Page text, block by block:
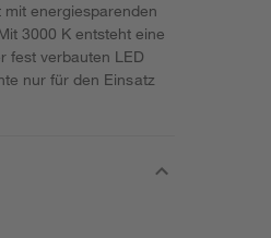
mit energiesparenden
3000 K entsteht eine
fest verbauten LED
nur für den Einsatz